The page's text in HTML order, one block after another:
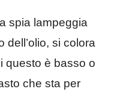
spia lampeggia
dell’olio, si colora
questo è basso o
che sta per